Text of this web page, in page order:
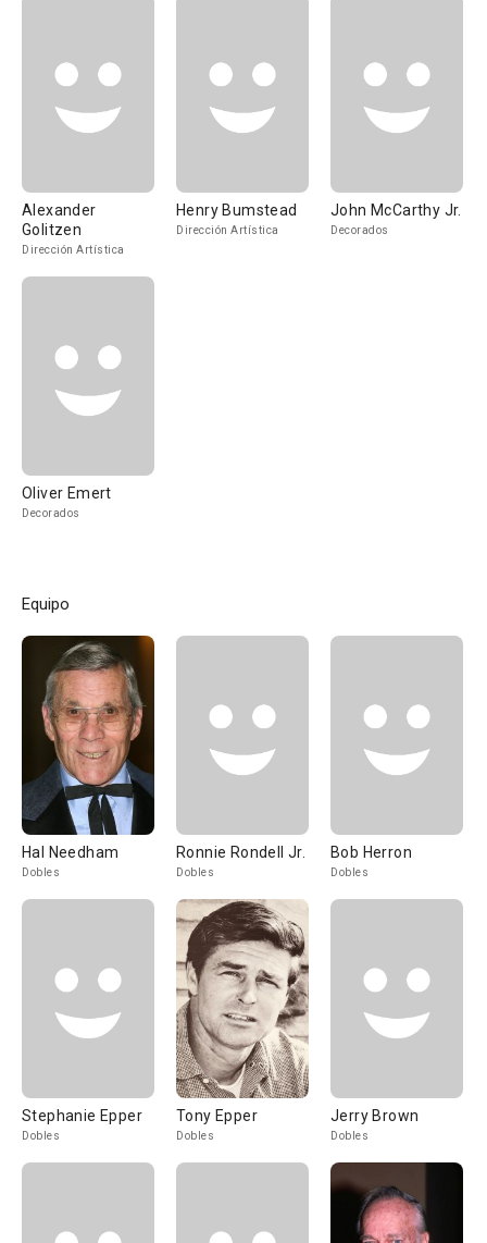
Alexander
Golitzen
Dirección Artística
Henry Bumstead
Dirección Artística
John McCarthy Jr.
Decorados
Oliver Emert
Decorados
Equipo
Hal Needham
Dobles
Ronnie Rondell Jr.
Dobles
Bob Herron
Dobles
Stephanie Epper
Dobles
Tony Epper
Dobles
Jerry Brown
Dobles